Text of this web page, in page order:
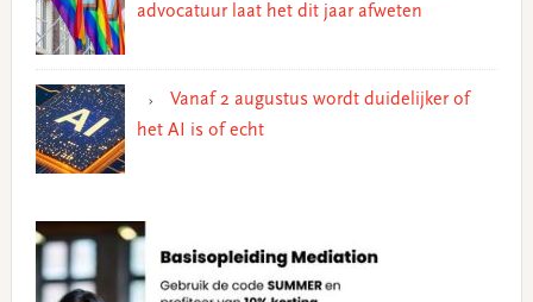
advocatuur laat het dit jaar afweten
Vanaf 2 augustus wordt duidelijker of
het AI is of echt